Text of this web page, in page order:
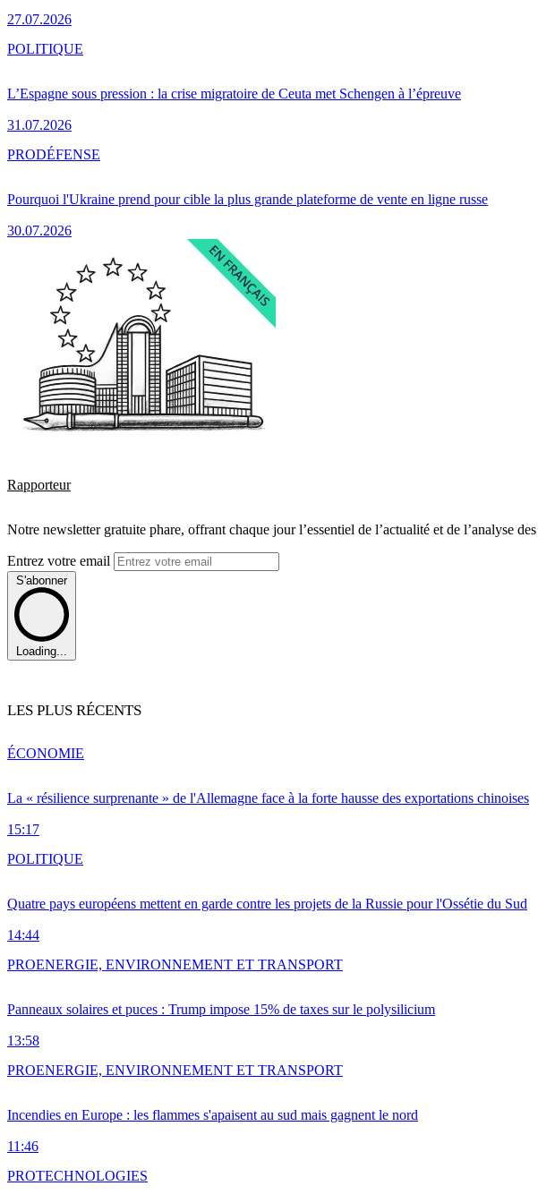
27.07.2026
L’Espagne sous pression : la crise migratoire de Ceuta met Schengen à l’épreuve
31.07.2026
POLITIQUE
Pourquoi l'Ukraine prend pour cible la plus grande plateforme de vente en ligne russe
30.07.2026
PRODÉFENSE
Rapporteur
Notre newsletter gratuite phare, offrant chaque jour l’essentiel de l’actualité et de l’analyse
Entrez votre email
S'abonner
Loading...
LES PLUS RÉCENTS
La « résilience surprenante » de l'Allemagne face à la forte hausse des exportations chinoises
15:17
ÉCONOMIE
Quatre pays européens mettent en garde contre les projets de la Russie pour l'Ossétie du Sud
14:44
POLITIQUE
Panneaux solaires et puces : Trump impose 15% de taxes sur le polysilicium
13:58
PROENERGIE, ENVIRONNEMENT ET TRANSPORT
Incendies en Europe : les flammes s'apaisent au sud mais gagnent le nord
11:46
PROENERGIE, ENVIRONNEMENT ET TRANSPORT
PROTECHNOLOGIES